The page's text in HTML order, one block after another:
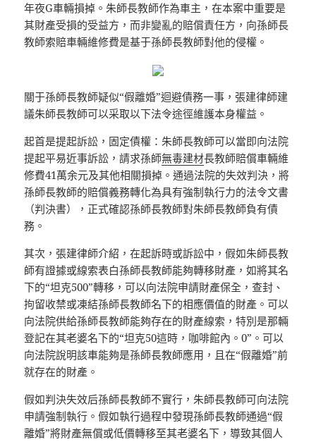
年夜G車輛損掉。朱師長教師作為車主，在本案中重要是
其財產受損的受益方，而非變亂的賠償責任方，向孫師長
教師索賠車輛維修費是基于孫師長教師對他的侵權。
關于孫師長教師疑似“假離婚”迴避債務一事，張建律師建
議朱師長教師可以采取以下法令途徑維護本身權益。
起首是提起訴訟，固定債權：朱師長教師可以當即向法院
提起平易近事訴訟，請求孫師無毒建材長教師賠償車輛維
修費41萬余元及其他相關損掉。通過法院的失效判決，將
孫師長教師的賠償義務轉化為具有強制執行力的法令文書
（判決書），正式確認孫師長教師對朱師長教師負有債
務。
其次，張建律師介紹，在起訴時或訴訟中，假如朱師長教
師有證據或線索表白孫師長教師能夠轉移財產，如將其名
下的“坦克500”轉移，可以向法院申請財產保全，查封、
拘留收禁或凍結孫師長教師名下的相應價值的財產。可以
向法院供給孫師長教師能夠存在的財產線索，特別是那輛
登記在其老婆名下的“坦克50這時，咖啡館內。0”。可以
向法院說明該車能夠是孫師長教師應用，且在“假離婚”前
就存在的財產。
假如判決失效后孫師長教師不實行，朱師長教師可向法院
申請強制執行。假如執行過程中發現孫師長教師通過“假
離婚”將財產無償或低價轉移至其老婆名下，導致其個人